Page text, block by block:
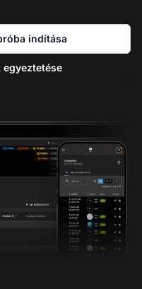
indítása
egyeztetése